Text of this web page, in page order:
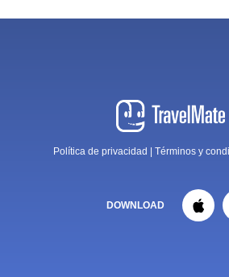
Política de privacidad Términos y
DOWNLOAD